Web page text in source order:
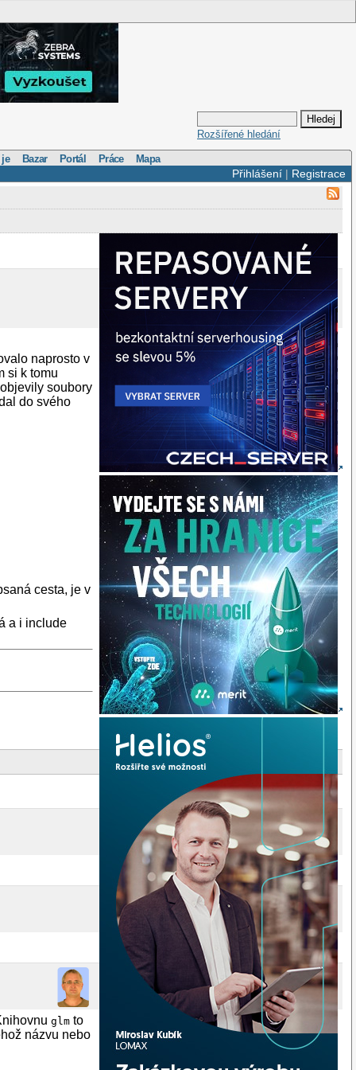
Rozšířené hledání
je Bazar Portál Práce Mapa
Přihlášení| Registrace
naprosto v
si k tomu
soubory
do svého
cesta, je v
a i include
glm to
názvu nebo